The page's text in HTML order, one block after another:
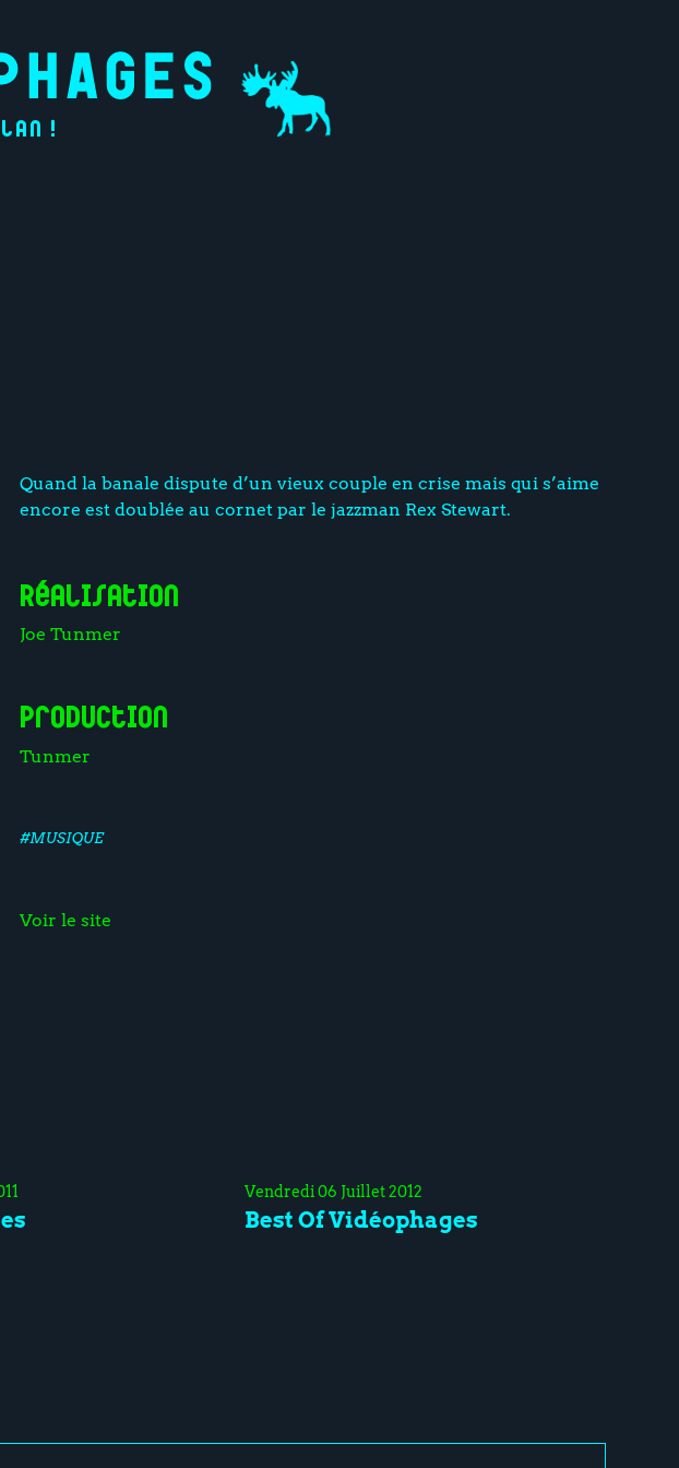
!
Quand la banale dispute d’un vieux couple en crise mais qui s’aime
encore est doublée au cornet par le jazzman Rex Stewart.
Réalisation
Joe Tunmer
Production
Tunmer
#MUSIQUE
Voir le site
Vendredi 06 Juillet 2012
Best Of Vidéophages